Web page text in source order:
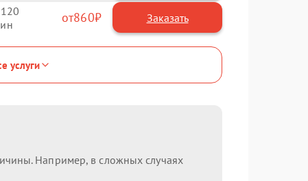
120 860
услуги
Например, в сложных случаях